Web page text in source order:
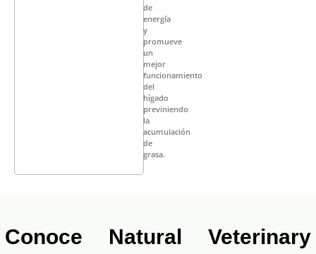
de
energía
y
promueve
un
mejor
funcionamiento
del
hígado
previniendo
la
acumulación
de
grasa.
Conoce Natural Veterinary